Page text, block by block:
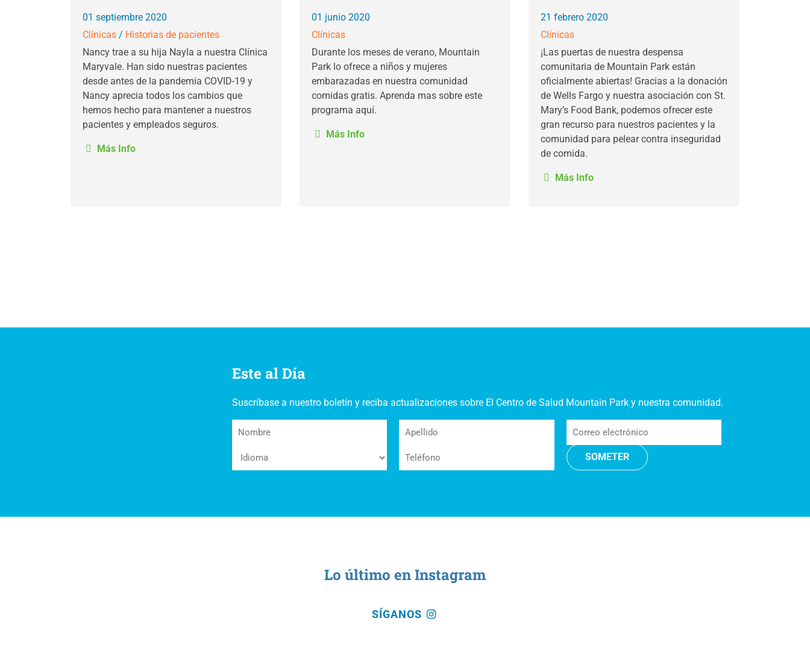
01 septiembre 2020
Clínicas / Historias de pacientes
Nancy trae a su hija Nayla a nuestra Clínica
Maryvale. Han sido nuestras pacientes
desde antes de la pandemia COVID-19 y
Nancy aprecia todos los cambios que
hemos hecho para mantener a nuestros
pacientes y empleados seguros.
Más Info
01 junio 2020
Clínicas
Durante los meses de verano, Mountain
Park lo ofrece a niños y mujeres
embarazadas en nuestra comunidad
comidas gratis. Aprenda mas sobre este
programa aquí.
Más Info
21 febrero 2020
Clínicas
¡Las puertas de nuestra despensa
comunitaria de Mountain Park están
oficialmente abiertas! Gracias a la donación
de Wells Fargo y nuestra asociación con St.
Mary’s Food Bank, podemos ofrecer este
gran recurso para nuestros pacientes y la
comunidad para pelear contra inseguridad
de comida.
Más Info
Este al Día
Suscríbase a nuestro boletín y reciba actualizaciones sobre El Centro de Salud Mountain Park y nuestra comunidad.
Nombre Apellido
Correo
(Required)
Idioma Teléfono
Lo último en Instagram
SÍGANOS